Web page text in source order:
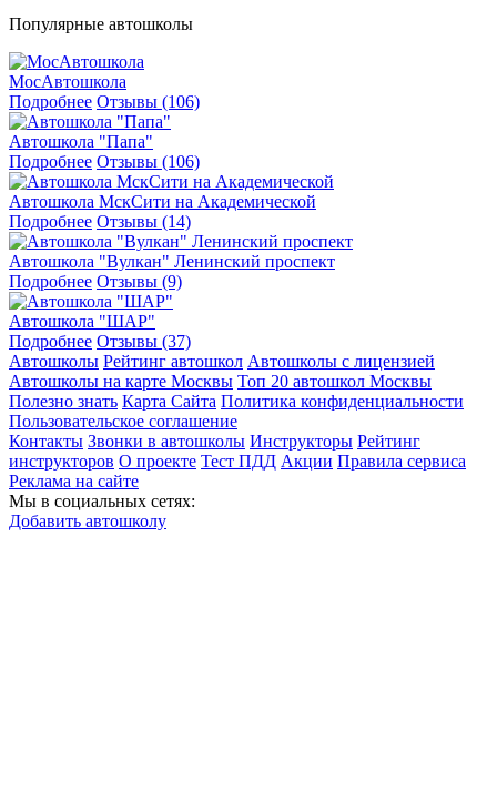
Популярные автошколы
МосАвтошкола
Подробнее Отзывы (106)
Автошкола "Папа"
Подробнее Отзывы (106)
Автошкола МскСити на Академической
Подробнее Отзывы (14)
Автошкола "Вулкан" Ленинский проспект
Подробнее Отзывы (9)
Автошкола "ШАР"
Подробнее Отзывы (37)
Автошколы Рейтинг автошкол Автошколы с лицензией
Автошколы на карте Москвы Топ 20 автошкол Москвы
Полезно знать Карта Сайта Политика конфиденциальности
Пользовательское соглашение
Контакты Звонки в автошколы Инструкторы Рейтинг
инструкторов О проекте Тест ПДД Акции Правила сервиса
Реклама на сайте
Мы в социальных сетях:
Добавить автошколу